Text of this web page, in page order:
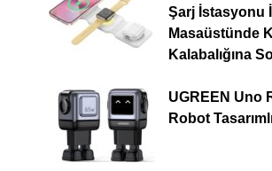
Şarj İstasyonu
Masaüstünde
Kalabalığına
UGREEN Uno
Robot